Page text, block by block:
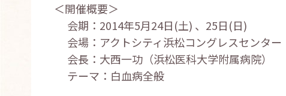
＜開催概要＞
会期：2014年5月24日(土) 、25日(日)
会場：アクトシティ浜松コングレスセンター
会長：大西一功（浜松医科大学附属病院）
テーマ：白血病全般